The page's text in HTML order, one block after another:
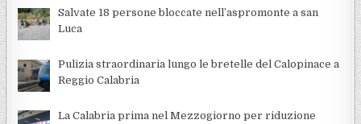
Salvate 18 persone bloccate nell’aspromonte a san
Luca
Pulizia straordinaria lungo le bretelle del Calopinace a
Reggio Calabria
La Calabria prima nel Mezzogiorno per riduzione